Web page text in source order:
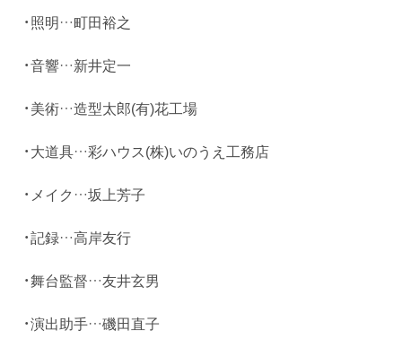
・照明…町田裕之
・音響…新井定一
・美術…造型太郎(有)花工場
・大道具…彩ハウス(株)いのうえ工務店
・メイク…坂上芳子
・記録…高岸友行
・舞台監督…友井玄男
・演出助手…磯田直子